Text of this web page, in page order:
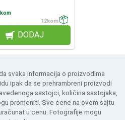
12kom
DODAJ
svaka informacija o proizvodima
ipak da se prehrambreni proizvodi
sastojci, količina sastojaka,
promeniti. Sve cene na ovom sajtu
u cenu. Fotografije mogu